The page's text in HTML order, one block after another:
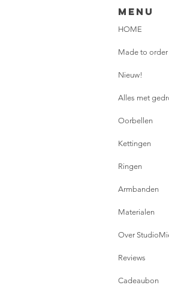
Menu
HOME
Made to order
Nieuw!
Alles met
Oorbellen
Kettingen
Ringen
Armbanden
Materialen
Over
Reviews
Cadeaubon